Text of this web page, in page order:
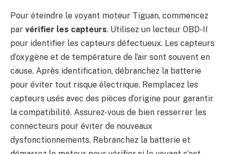
Pour éteindre le voyant moteur Tiguan, commencez
par vérifier les capteurs. Utilisez un lecteur OBD-II
pour identifier les capteurs défectueux. Les capteurs
d’oxygène et de température de l’air sont souvent en
cause. Après identification, débranchez la batterie
pour éviter tout risque électrique. Remplacez les
capteurs usés avec des pièces d’origine pour garantir
la compatibilité. Assurez-vous de bien resserrer les
connecteurs pour éviter de nouveaux
dysfonctionnements. Rebranchez la batterie et